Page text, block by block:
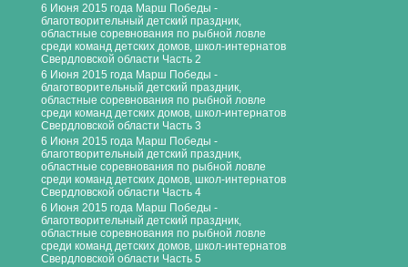
6 Июня 2015 года Марш Победы -
благотворительный детский праздник,
областные соревнования по рыбной ловле
среди команд детских домов, школ-интернатов
Свердловской области Часть 2
6 Июня 2015 года Марш Победы -
благотворительный детский праздник,
областные соревнования по рыбной ловле
среди команд детских домов, школ-интернатов
Свердловской области Часть 3
6 Июня 2015 года Марш Победы -
благотворительный детский праздник,
областные соревнования по рыбной ловле
среди команд детских домов, школ-интернатов
Свердловской области Часть 4
6 Июня 2015 года Марш Победы -
благотворительный детский праздник,
областные соревнования по рыбной ловле
среди команд детских домов, школ-интернатов
Свердловской области Часть 5